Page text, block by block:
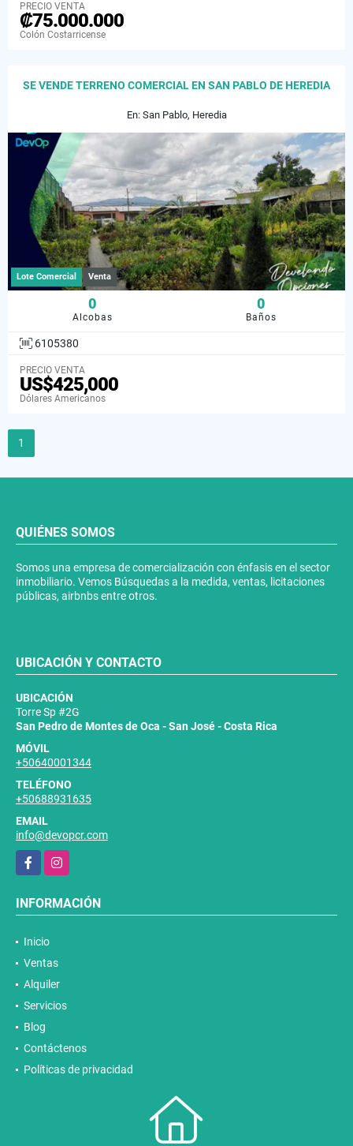
PRECIO VENTA
₡75.000.000
Colón Costarricense
SE VENDE TERRENO COMERCIAL EN SAN PABLO DE HEREDIA
En: San Pablo, Heredia
Lote Comercial Venta
0
Alcobas
0
Baños
6105380
PRECIO VENTA
US$425,000
Dólares Americanos
1
QUIÉNES SOMOS
Somos una empresa de comercialización con énfasis en el sector
inmobiliario. Vemos Búsquedas a la medida, ventas, licitaciones
públicas, airbnbs entre otros.
UBICACIÓN Y CONTACTO
UBICACIÓN
Torre Sp #2G
San Pedro de Montes de Oca - San José - Costa Rica
MÓVIL
+50640001344
TELÉFONO
+50688931635
EMAIL
info@devopcr.com
FacebookInstagram
INFORMACIÓN
Inicio
Ventas
Alquiler
Servicios
Blog
Contáctenos
Políticas de privacidad